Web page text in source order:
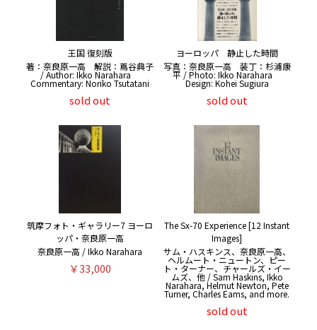
王国 復刻版
著：奈良原一高 解説：蔦谷典子
/ Author: Ikko Narahara
Commentary: Noriko Tsutatani
sold out
ヨーロッパ 静止した時間
写真：奈良原一高 装丁：杉浦康
平 / Photo: Ikko Narahara
Design: Kohei Sugiura
sold out
筑摩フォト・ギャラリー7 ヨーロ
ッパ・奈良原一高
奈良原一高 / Ikko Narahara
￥33,000
The Sx-70 Experience [12 Instant
Images]
サム・ハスキンス、奈良原一高、
ヘルムート・ニュートン、ピー
ト・ターナー、チャールズ・イー
ムズ、他 / Sam Haskins, Ikko
Narahara, Helmut Newton, Pete
Turner, Charles Eams, and more.
sold out